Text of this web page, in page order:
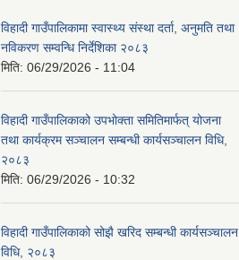
विहादी गाउँपालिकामा स्वास्थ्य संस्था दर्ता, अनुमति तथा
नविकरण सम्वन्धि निर्देशिका २०८३
मिति: 06/29/2026 - 11:04
विहादी गाउँपालिकाको उपभोक्ता समितिमार्फत् योजना
तथा कार्यक्रम सञ्चालन सम्बन्धी कार्यसञ्चालन विधि,
२०८३
मिति: 06/29/2026 - 10:32
विहादी गाउँपालिकाको सोझै खरिद सम्बन्धी कार्यसञ्चालन
विधि, २०८३